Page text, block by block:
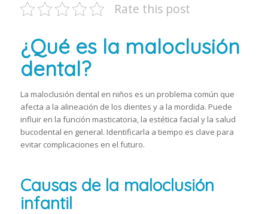
Rate this post
¿Qué es la maloclusión
dental?
La maloclusión dental en niños es un problema común que
afecta a la alineación de los dientes y a la mordida. Puede
influir en la función masticatoria, la estética facial y la salud
bucodental en general. Identificarla a tiempo es clave para
evitar complicaciones en el futuro.
Causas de la maloclusión
infantil